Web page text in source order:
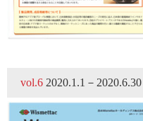
vol.6 2020.1.1－2020.6.30